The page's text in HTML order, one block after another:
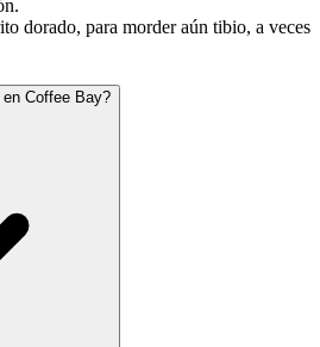
dorado, para morder aún tibio, a veces
Coffee Bay?